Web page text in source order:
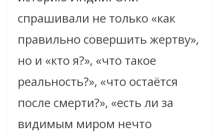
спрашивали не только «как
правильно совершить жертву»,
но и «кто я?», «что такое
реальность?», «что остаётся
после смерти?», «есть ли за
видимым миром нечто